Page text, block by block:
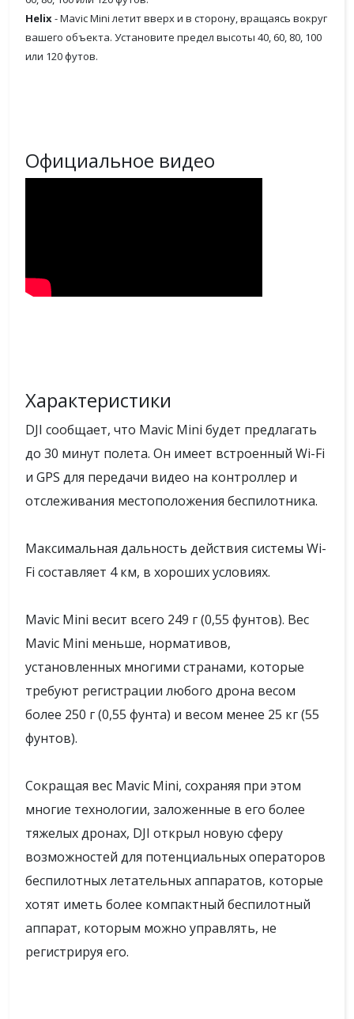
Helix- Mavic Mini летит вверх и в сторону, вращаясь вокруг
вашего объекта. Установите предел высоты 40, 60, 80, 100
или 120 футов.
Официальное видео
Характеристики
DJI сообщает, что Mavic Mini будет предлагать
до 30 минут полета. Он имеет встроенный Wi-Fi
и GPS для передачи видео на контроллер и
отслеживания местоположения беспилотника.
Максимальная дальность действия системы Wi-
Fi составляет 4 км, в хороших условиях.
Mavic Mini весит всего 249 г (0,55 фунтов). Вес
Mavic Mini меньше, нормативов,
установленных многими странами, которые
требуют регистрации любого дрона весом
более 250 г (0,55 фунта) и весом менее 25 кг (55
фунтов).
Сокращая вес Mavic Mini, сохраняя при этом
многие технологии, заложенные в его более
тяжелых дронах, DJI открыл новую сферу
возможностей для потенциальных операторов
беспилотных летательных аппаратов, которые
хотят иметь более компактный беспилотный
аппарат, которым можно управлять, не
регистрируя его.